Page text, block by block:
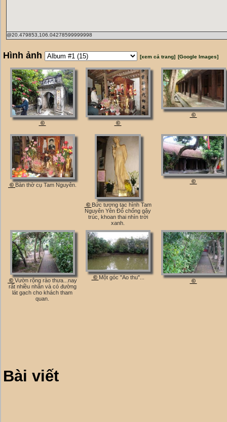
@20.479853,106.04278599999998
Hình ảnh [xem cả trang] [Google Images]
© ©
©
©Bàn thờ cụ Tam Nguyên.
© Bức tượng tạc hình Tam
Nguyên Yên Đổ chống gậy
trúc, khoan thai nhìn trời
xanh.
©
© Vườn rộng rào thưa...nay
rất nhiều nhãn và có đường
lát gạch cho khách tham
quan.
© Một góc "Ao thu"...
©
Bài viết